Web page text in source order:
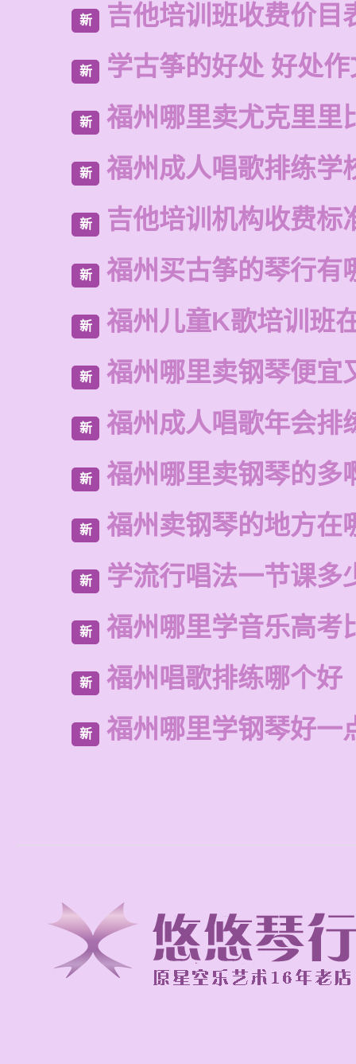
新 吉他培训班收费价目
新 学古筝的好处 好处作
新 福州哪里卖尤克里里
新 福州成人唱歌排练学
新 吉他培训机构收费标
新 福州买古筝的琴行有
新 福州儿童K歌培训班
新 福州哪里卖钢琴便宜
新 福州成人唱歌年会排
新 福州哪里卖钢琴的多
新 福州卖钢琴的地方在
新 学流行唱法一节课多
新 福州哪里学音乐高考
新 福州唱歌排练哪个好
新 福州哪里学钢琴好一